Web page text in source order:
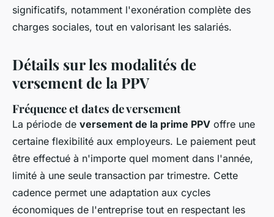
significatifs, notamment l'exonération complète des
charges sociales, tout en valorisant les salariés.
Détails sur les modalités de
versement de la PPV
Fréquence et dates de versement
La période de versement de la prime PPV offre une
certaine flexibilité aux employeurs. Le paiement peut
être effectué à n'importe quel moment dans l'année,
limité à une seule transaction par trimestre. Cette
cadence permet une adaptation aux cycles
économiques de l'entreprise tout en respectant les